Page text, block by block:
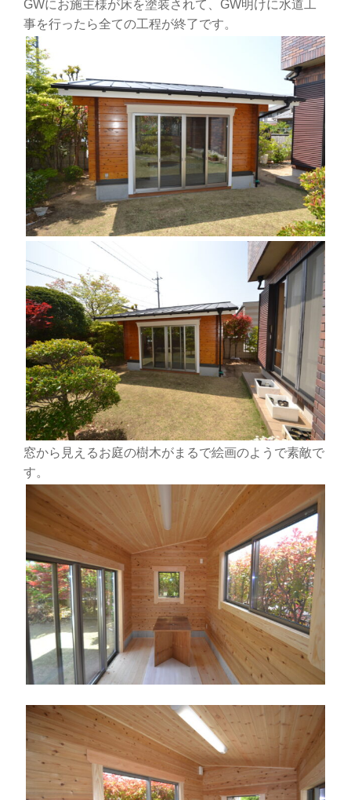
GWにお施主様が床を塗装されて、GW明けに水道工
事を行ったら全ての工程が終了です。
窓から見えるお庭の樹木がまるで絵画のようで素敵で
す。